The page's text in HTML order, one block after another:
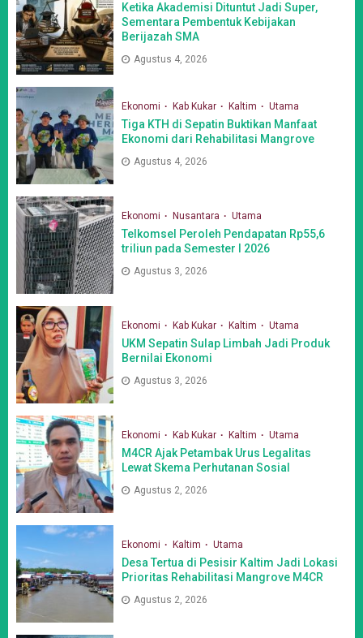
Ketika Akademisi Dituntut Jadi Super,
Sementara Pembentuk Kebijakan
Berijazah SMA
Agustus 4, 2026
Ekonomi Kab Kukar Kaltim Utama
Tiga KTH di Sepatin Buktikan Manfaat
Ekonomi dari Rehabilitasi Mangrove
Agustus 4, 2026
Ekonomi Nusantara Utama
Telkomsel Peroleh Pendapatan Rp55,6
triliun pada Semester I 2026
Agustus 3, 2026
Ekonomi Kab Kukar Kaltim Utama
UKM Sepatin Sulap Limbah Jadi Produk
Bernilai Ekonomi
Agustus 3, 2026
Ekonomi Kab Kukar Kaltim Utama
M4CR Ajak Petambak Urus Legalitas
Lewat Skema Perhutanan Sosial
Agustus 2, 2026
Ekonomi Kaltim Utama
Desa Tertua di Pesisir Kaltim Jadi Lokasi
Prioritas Rehabilitasi Mangrove M4CR
Agustus 2, 2026